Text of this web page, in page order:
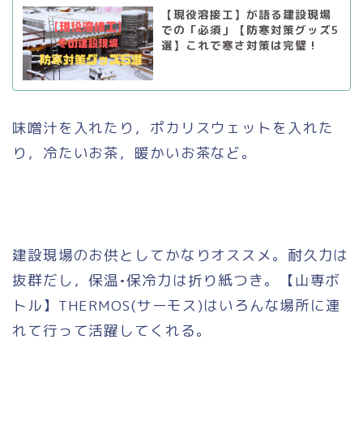
【現役溶接工】が語る建設現場
での「必須」【防寒対策グッズ5
選】これで寒さ対策は完璧！
味噌汁を入れたり，ポカリスウェットを入れた
り，冷たいお茶，暖かいお茶など。
建設現場のお供としてかなりオススメ。耐久力は
抜群だし，保温•保冷力は折り紙つき。【山専ボ
トル】THERMOS(サーモス)はいろんな場所に連
れて行って活躍してくれる。